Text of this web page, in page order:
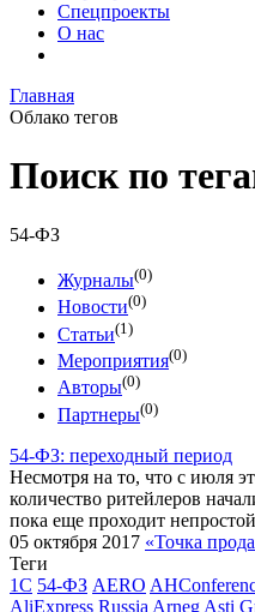
Спецпроекты
О нас
Главная
Облако тегов
Поиск по
54-ФЗ
Журналы(0)
Новости(0)
Статьи(1)
Мероприятия(0)
Авторы(0)
Партнеры(0)
54-ФЗ: переходный период
Несмотря на то, что с июля
количество ритейлеров
пока еще проходит
05 октября 2017 «Точка
Теги
1С 54-ФЗ AERO
AliExpress Russia Arneg Asti